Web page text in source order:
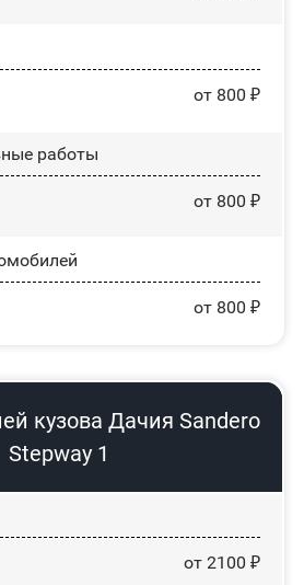
от 800 ₽
работы
от 800 ₽
от 800 ₽
кузова Дачия Sandero
Stepway 1
от 2100 ₽